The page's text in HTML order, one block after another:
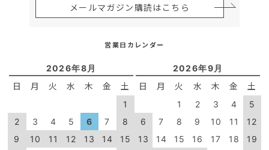
メールマガジン購読はこちら
営業日カレンダー
2026年8月
日 月 火 水 木 金 土
1
2
3 4 5 6 7
8
9
10 11 12 13 14
15
2026年9月
日 月 火 水 木 金 土
1 2 3 4
5
6
7 8 9 10 11
12
13
14 15 16 17 18
19